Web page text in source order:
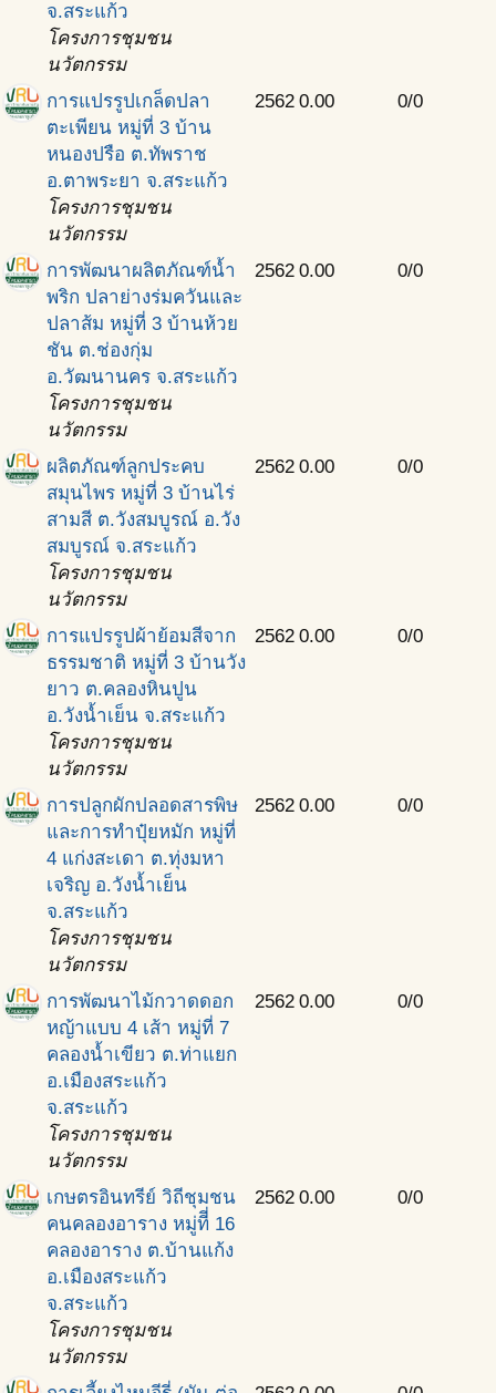
จ.สระแก้ว
โครงการชุมชน
นวัตกรรม
การแปรรูปเกล็ดปลา
ตะเพียน หมู่ที่ 3 บ้าน
หนองปรือ ต.ทัพราช
อ.ตาพระยา จ.สระแก้ว
โครงการชุมชน
นวัตกรรม
2562 0.00 0/0
การพัฒนาผลิตภัณฑ์นํ้า
พริก ปลาย่างร่มควันและ
ปลาส้ม หมู่ที่ 3 บ้านห้วย
ชัน ต.ช่องกุ่ม
อ.วัฒนานคร จ.สระแก้ว
โครงการชุมชน
นวัตกรรม
2562 0.00 0/0
ผลิตภัณฑ์ลูกประคบ
สมุนไพร หมู่ที่ 3 บ้านไร่
สามสี ต.วังสมบูรณ์ อ.วัง
สมบูรณ์ จ.สระแก้ว
โครงการชุมชน
นวัตกรรม
2562 0.00 0/0
การแปรรูปผ้าย้อมสีจาก
ธรรมชาติ หมู่ที่ 3 บ้านวัง
ยาว ต.คลองหินปูน
อ.วังน้ำเย็น จ.สระแก้ว
โครงการชุมชน
นวัตกรรม
2562 0.00 0/0
การปลูกผักปลอดสารพิษ
และการทำปุ๋ยหมัก หมู่ที่
4 แก่งสะเดา ต.ทุ่งมหา
เจริญ อ.วังน้ำเย็น
จ.สระแก้ว
โครงการชุมชน
นวัตกรรม
2562 0.00 0/0
การพัฒนาไม้กวาดดอก
หญ้าแบบ 4 เส้า หมู่ที่ 7
คลองน้ำเขียว ต.ท่าแยก
อ.เมืองสระแก้ว
จ.สระแก้ว
โครงการชุมชน
นวัตกรรม
2562 0.00 0/0
เกษตรอินทรีย์ วิถีชุมชน
คนคลองอาราง หมู่ทีี่ 16
คลองอาราง ต.บ้านแก้ง
อ.เมืองสระแก้ว
จ.สระแก้ว
โครงการชุมชน
นวัตกรรม
2562 0.00 0/0